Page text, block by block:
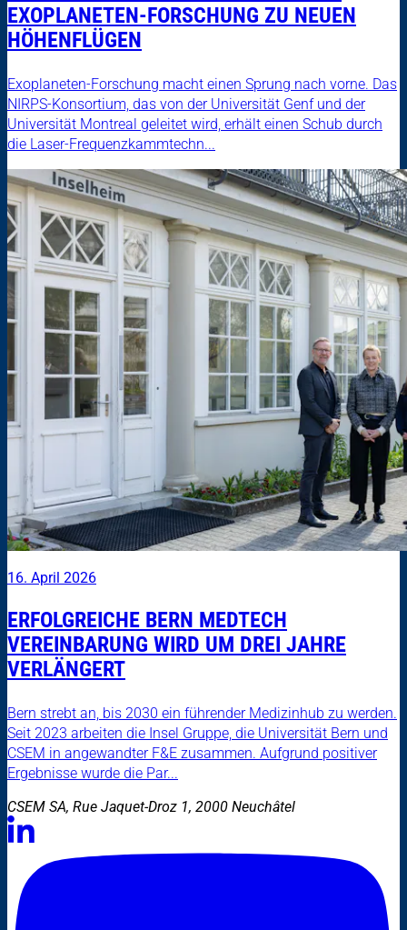
EXOPLANETEN-FORSCHUNG ZU NEUEN
HÖHENFLÜGEN
Exoplaneten-Forschung macht einen Sprung nach vorne. Das
NIRPS-Konsortium, das von der Universität Genf und der
Universität Montreal geleitet wird, erhält einen Schub durch
die Laser-Frequenzkammtechn...
16. April 2026
ERFOLGREICHE BERN MEDTECH
VEREINBARUNG WIRD UM DREI JAHRE
VERLÄNGERT
Bern strebt an, bis 2030 ein führender Medizinhub zu werden.
Seit 2023 arbeiten die Insel Gruppe, die Universität Bern und
CSEM in angewandter F&E zusammen. Aufgrund positiver
Ergebnisse wurde die Par...
CSEM SA, Rue Jaquet-Droz 1, 2000 Neuchâtel